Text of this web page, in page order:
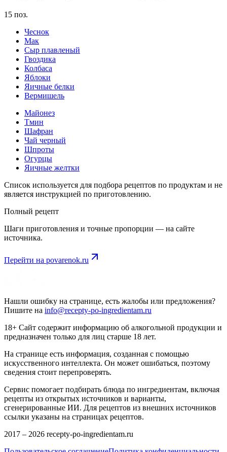
15 поз.
Чеснок
Мак
Сыр плавленый
Гвоздика
Колбаса
Яблоки
Яичные белки
Вермишель
Майонез
Тмин
Шафран
Чай черный
Шпроты
Огурцы
Яичные желтки
Список используется для подбора рецептов по продуктам и не
является инструкцией по приготовлению.
Полный рецепт
Шаги приготовления и точные пропорции — на сайте
источника.
Перейти на povarenok.ru
Нашли ошибку на странице, есть жалобы или предложения?
Пишите на info@recepty-po-ingredientam.ru
18+ Сайт содержит информацию об алкогольной продукции и
предназначен только для лиц старше 18 лет.
На странице есть информация, созданная с помощью
искусственного интеллекта. Он может ошибаться, поэтому
сведения стоит перепроверять.
Сервис помогает подбирать блюда по ингредиентам, включая
рецепты из открытых источников и варианты,
сгенерированные ИИ. Для рецептов из внешних источников
ссылки указаны на страницах рецептов.
2017 – 2026 recepty-po-ingredientam.ru